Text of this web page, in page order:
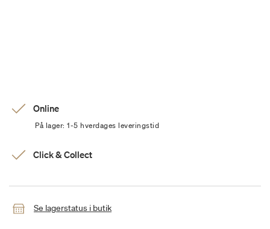
Online
På lager: 1-5 hverdages leveringstid
Click & Collect
Se lagerstatus i butik